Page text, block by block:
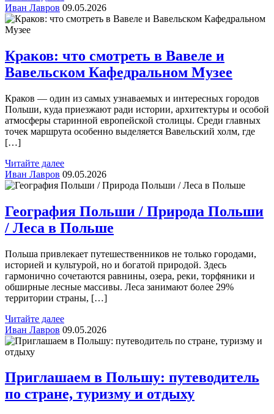
Иван Лавров 09.05.2026
Краков: что смотреть в Вавеле и
Вавельском Кафедральном Музее
Краков — один из самых узнаваемых и интересных городов
Польши, куда приезжают ради истории, архитектуры и особой
атмосферы старинной европейской столицы. Среди главных
точек маршрута особенно выделяется Вавельский холм, где
[…]
Читайте далее
Иван Лавров 09.05.2026
География Польши / Природа Польши
/ Леса в Польше
Польша привлекает путешественников не только городами,
историей и культурой, но и богатой природой. Здесь
гармонично сочетаются равнины, озера, реки, торфяники и
обширные лесные массивы. Леса занимают более 29%
территории страны, […]
Читайте далее
Иван Лавров 09.05.2026
Приглашаем в Польшу: путеводитель
по стране, туризму и отдыху